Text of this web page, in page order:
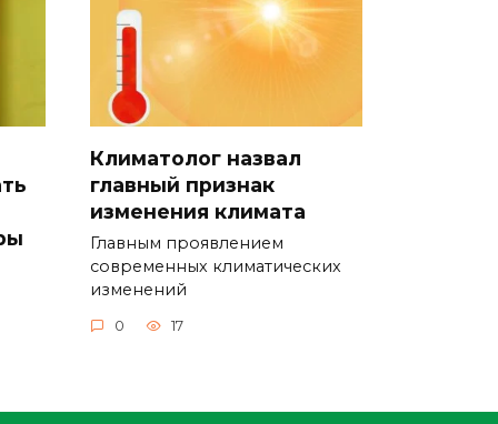
Климатолог назвал
главный признак
изменения климата
Главным проявлением
современных климатических
изменений
0 17